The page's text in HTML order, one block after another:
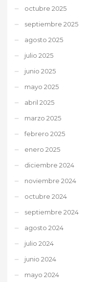
octubre 2025
septiembre 2025
agosto 2025
julio 2025
junio 2025
mayo 2025
abril 2025
marzo 2025
febrero 2025
enero 2025
diciembre 2024
noviembre 2024
octubre 2024
septiembre 2024
agosto 2024
julio 2024
junio 2024
mayo 2024